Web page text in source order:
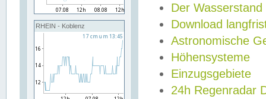
RHEIN - Koblenz
Der Wasserstand
Download
Astronomische
Höhensysteme
Einzugsgebiete
24h Regenradar